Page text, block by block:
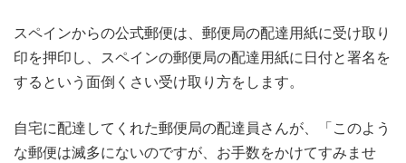
スペインからの公式郵便は、郵便局の配達用紙に受け取り
印を押印し、スペインの郵便局の配達用紙に日付と署名を
するという面倒くさい受け取り方をします。
自宅に配達してくれた郵便局の配達員さんが、「このよう
な郵便は滅多にないのですが、お手数をかけてすみませ